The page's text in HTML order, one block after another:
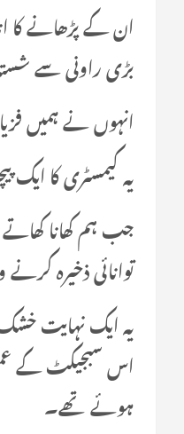
ان کے پڑھانے کا
بڑی راونی سے
انہوں نے ہمیں
یہ کیمسٹری کا
جب ہم کھانا
توانائی ذخیرہ
یہ ایک نہایت
اس سبجیکٹ کے
ہوئے تھے۔